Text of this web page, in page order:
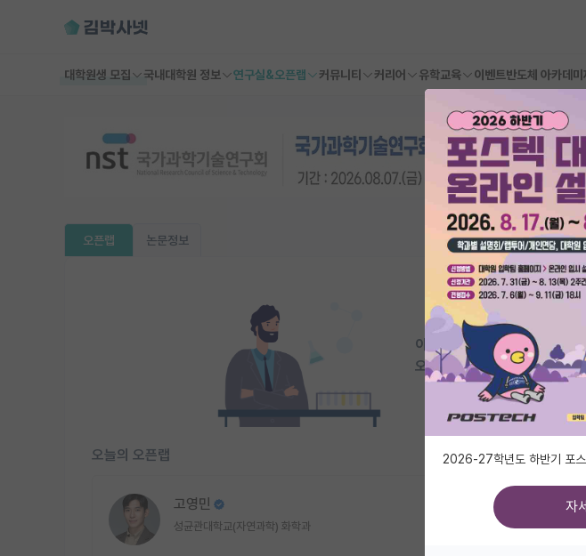
대학원생 모집 국내대학원 정보 연구실&오픈랩 커뮤니티 커리어 유학교육 이벤트반도체 아카데미
오픈랩 논문정보
이 연구실은 아직 오픈랩 정보
오픈랩이 등록된 연구실은 어
오늘의 오픈랩
고영민
성균관대학교(자연과학) 화학과
2026-27학년도 하반기 포스
자